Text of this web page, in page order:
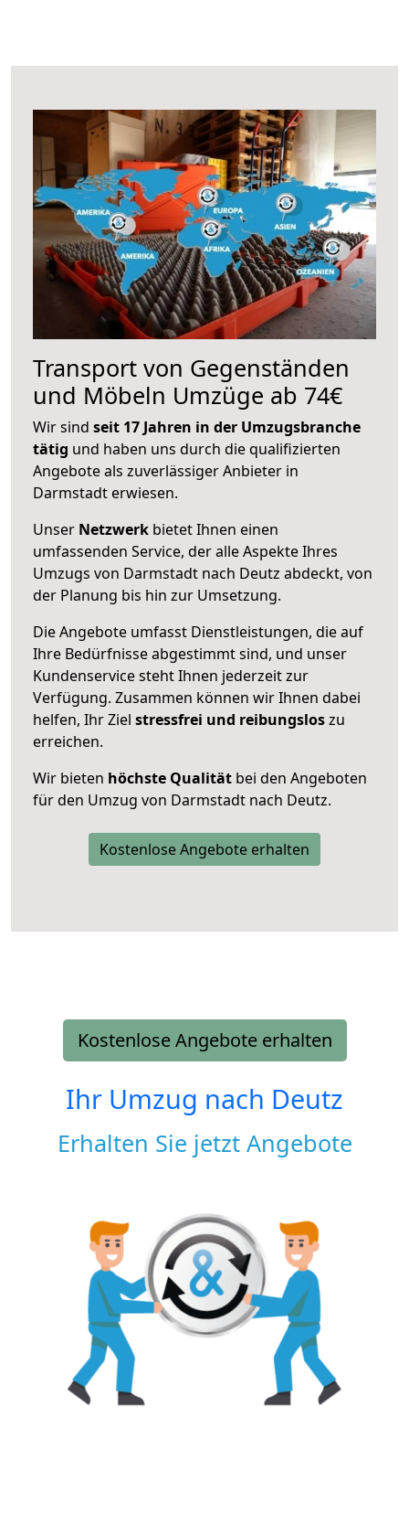
Transport von Gegenständen
und Möbeln Umzüge ab 74€
Wir sind seit 17 Jahren in der Umzugsbranche
tätig und haben uns durch die qualifizierten
Angebote als zuverlässiger Anbieter in
Darmstadt erwiesen.
Unser Netzwerk bietet Ihnen einen
umfassenden Service, der alle Aspekte Ihres
Umzugs von Darmstadt nach Deutz abdeckt, von
der Planung bis hin zur Umsetzung.
Die Angebote umfasst Dienstleistungen, die auf
Ihre Bedürfnisse abgestimmt sind, und unser
Kundenservice steht Ihnen jederzeit zur
Verfügung. Zusammen können wir Ihnen dabei
helfen, Ihr Ziel stressfrei und reibungsloszu
erreichen.
Wir bieten höchste Qualität bei den Angeboten
für den Umzug von Darmstadt nach Deutz.
Kostenlose Angebote erhalten
Kostenlose Angebote erhalten
Ihr Umzug nach Deutz
Erhalten Sie jetzt Angebote